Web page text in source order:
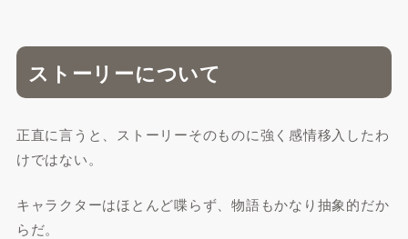
ストーリーについて
正直に言うと、ストーリーそのものに強く感情移入したわ
けではない。
キャラクターはほとんど喋らず、物語もかなり抽象的だか
らだ。